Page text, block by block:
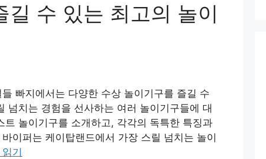
수 있는 최고의 놀이
빠지에서는 다양한 수상 놀이기구를 즐길 수
넘치는 경험을 선사하는 여러 놀이기구들에 대
놀이기구를 소개하고, 각각의 독특한 특징과
이퍼는 케이탑랜드에서 가장 스릴 넘치는 놀이
기